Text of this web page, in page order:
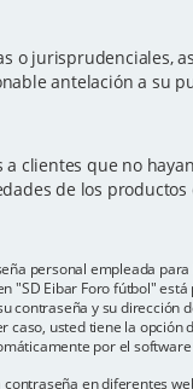
o jurisprudenciales,
antelación a su
a clientes que no
de los productos
personal empleada
"SD Eibar Foro fútbol"
contraseña y su dirección
caso, usted tiene la opción
por el
en diferentes